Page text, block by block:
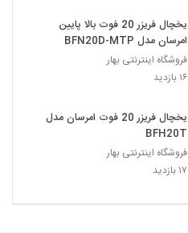
يخچال فريزر 20 فوت بالا پایین
امرسان مدل BFN20D-MTP
فروشگاه اینترنتی بهار
۱۶ بازدید
یخچال فریزر 20 فوت امرسان مدل
BFH20T
فروشگاه اینترنتی بهار
۱۷ بازدید